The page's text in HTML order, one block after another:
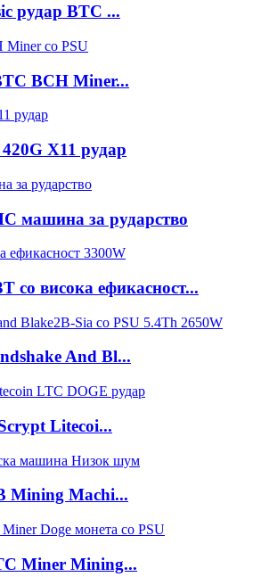
рудар BTC ...
BCH Miner...
X11 рудар
машина за рударство
со висока ефикасност...
And Bl...
Litecoi...
Mining Machi...
Miner Mining...